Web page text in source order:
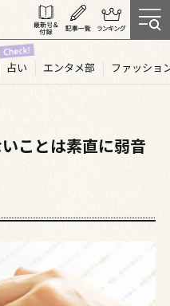
占い エンタメ部 ファッショ
ことは素直に弱音